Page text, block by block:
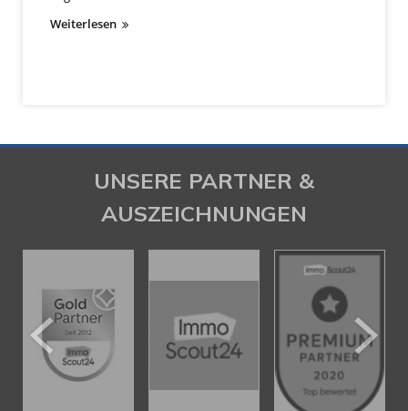
UNSERE PARTNER &
AUSZEICHNUNGEN